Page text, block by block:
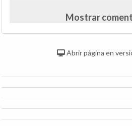
Mostrar
Abrir página en